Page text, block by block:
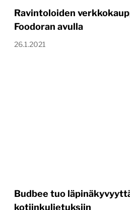
Ravintoloiden
Foodoran avulla
26.1.2021
Budbee tuo
kotiinkuljetuksiin